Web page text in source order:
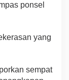
ponsel
yang
sempat